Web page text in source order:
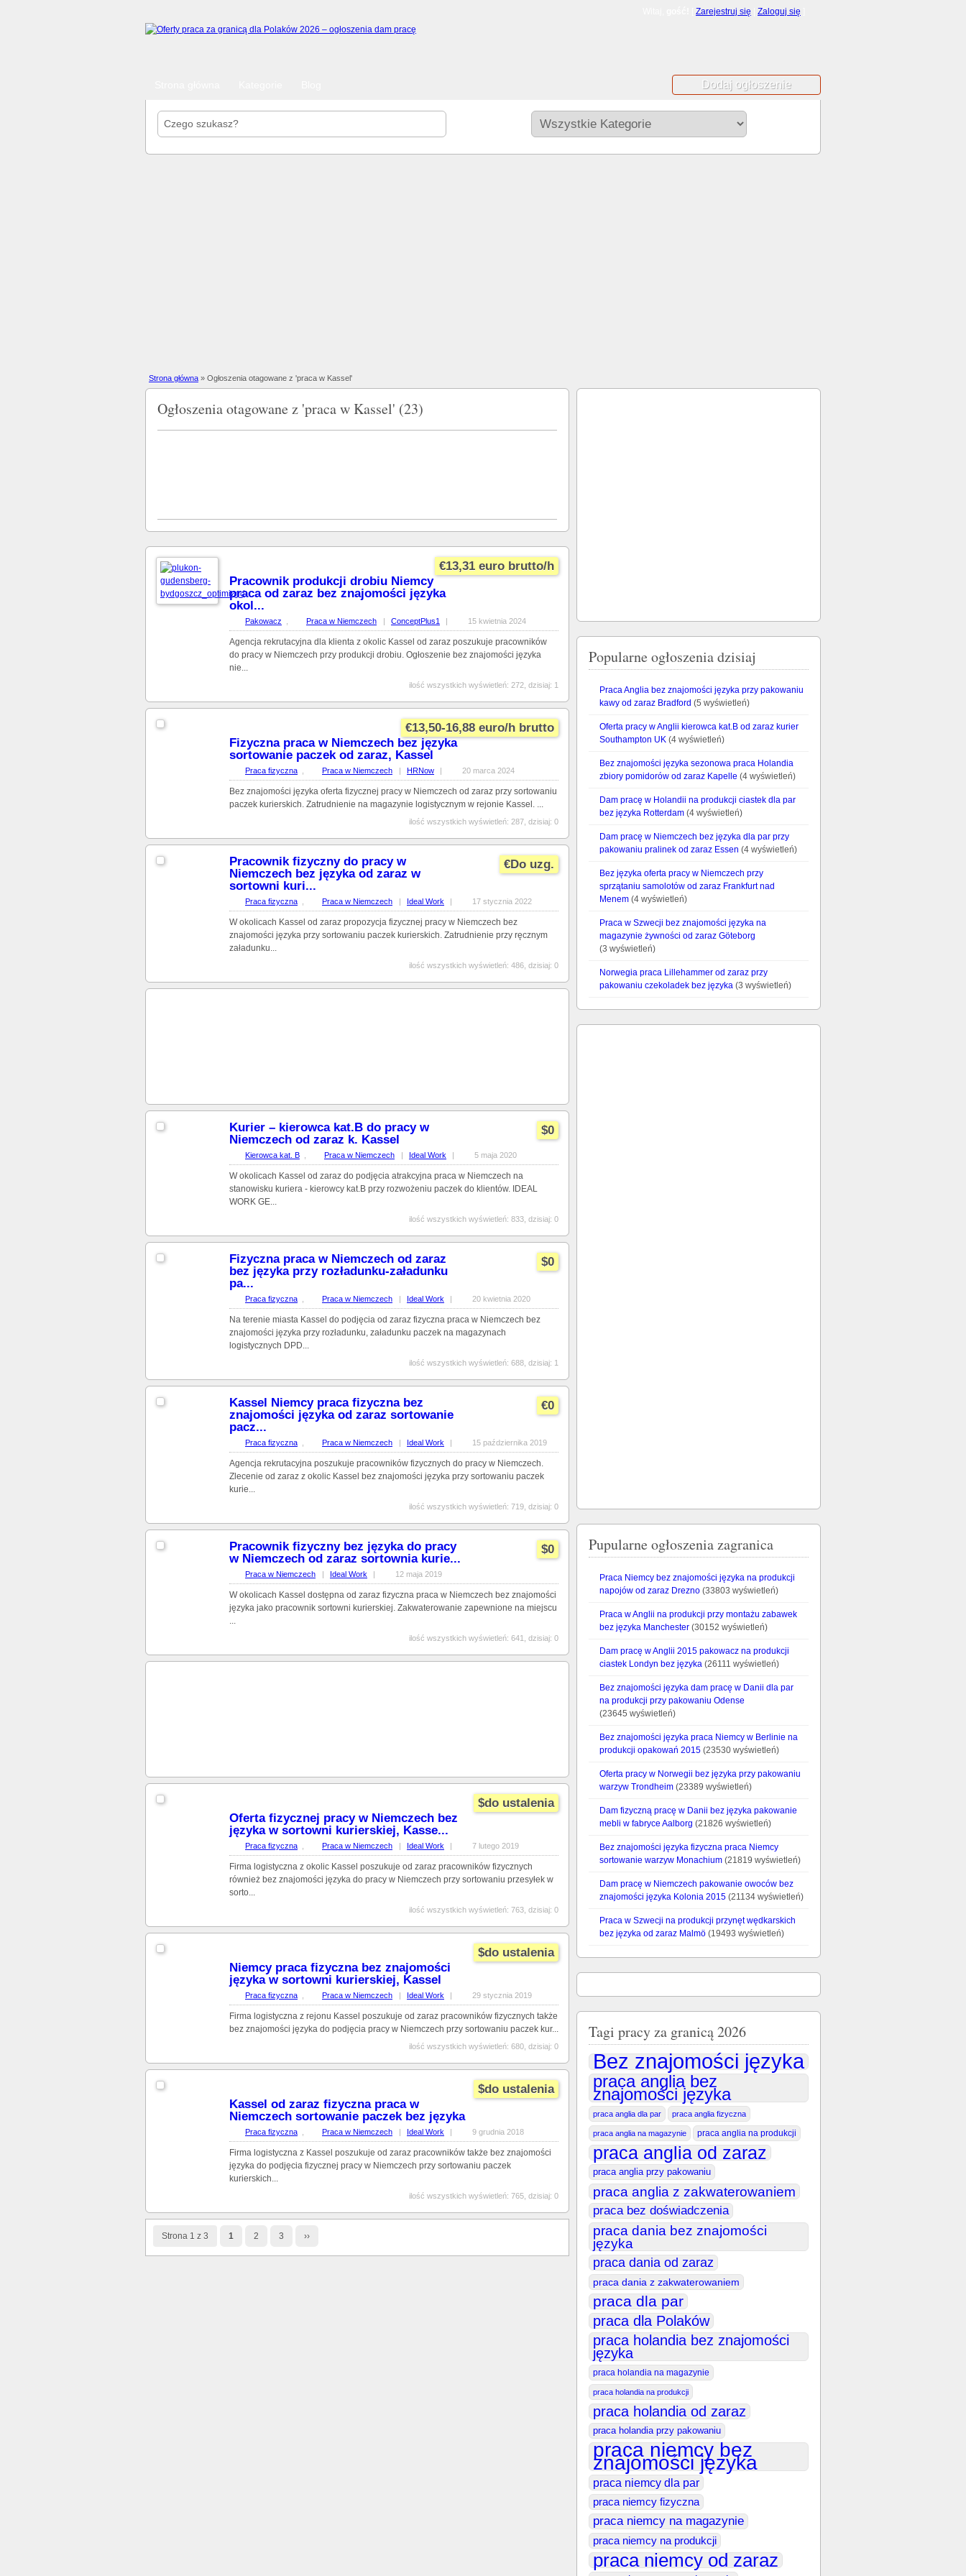
Zarejestruj się Zaloguj się
Dodaj ogłoszenie
Strona główna » Ogłoszenia otagowane z 'praca w Kassel'
Ogłoszenia otagowane z 'praca w Kassel' (23)
€13,31 euro brutto/h
Pracownik produkcji drobiu Niemcy
praca od zaraz bez znajomości języka
okol...
Pakowacz Praca w Niemczech | ConceptPlus1 | 15 kwietnia 2024
Agencja rekrutacyjna dla klienta z okolic Kassel od zaraz poszukuje pracowników
do pracy w Niemczech przy produkcji drobiu. Ogłoszenie bez znajomości języka
nie...
ilość wszystkich wyświetleń: 272, dzisiaj: 1
€13,50-16,88 euro/h brutto
Fizyczna praca w Niemczech bez języka
sortowanie paczek od zaraz, Kassel
Praca fizyczna Praca w Niemczech | HRNow | 20 marca 2024
Bez znajomości języka oferta fizycznej pracy w Niemczech od zaraz przy sortowaniu
paczek kurierskich. Zatrudnienie na magazynie logistycznym w rejonie Kassel. ...
ilość wszystkich wyświetleń: 287, dzisiaj: 0
€Do uzg.
Pracownik fizyczny do pracy w
Niemczech bez języka od zaraz w
sortowni kuri...
Praca fizyczna Praca w Niemczech | Ideal Work | 17 stycznia 2022
W okolicach Kassel od zaraz propozycja fizycznej pracy w Niemczech bez
znajomości języka przy sortowaniu paczek kurierskich. Zatrudnienie przy ręcznym
załadunku...
ilość wszystkich wyświetleń: 486, dzisiaj: 0
$0
Kurier – kierowca kat.B do pracy w
Niemczech od zaraz k. Kassel
Kierowca kat. B Praca w Niemczech | Ideal Work | 5 maja 2020
W okolicach Kassel od zaraz do podjęcia atrakcyjna praca w Niemczech na
stanowisku kuriera - kierowcy kat.B przy rozwożeniu paczek do klientów. IDEAL
WORK GE...
ilość wszystkich wyświetleń: 833, dzisiaj: 0
$0
Fizyczna praca w Niemczech od zaraz
bez języka przy rozładunku-załadunku
pa...
Praca fizyczna Praca w Niemczech | Ideal Work | 20 kwietnia 2020
Na terenie miasta Kassel do podjęcia od zaraz fizyczna praca w Niemczech bez
znajomości języka przy rozładunku, załadunku paczek na magazynach
logistycznych DPD...
ilość wszystkich wyświetleń: 688, dzisiaj: 1
€0
Kassel Niemcy praca fizyczna bez
znajomości języka od zaraz sortowanie
pacz...
Praca fizyczna Praca w Niemczech | Ideal Work | 15 października 2019
Agencja rekrutacyjna poszukuje pracowników fizycznych do pracy w Niemczech.
Zlecenie od zaraz z okolic Kassel bez znajomości języka przy sortowaniu paczek
kurie...
ilość wszystkich wyświetleń: 719, dzisiaj: 0
$0
Pracownik fizyczny bez języka do pracy
w Niemczech od zaraz sortownia kurie...
Praca w Niemczech | Ideal Work | 12 maja 2019
W okolicach Kassel dostępna od zaraz fizyczna praca w Niemczech bez znajomości
języka jako pracownik sortowni kurierskiej. Zakwaterowanie zapewnione na miejscu
ilość wszystkich wyświetleń: 641, dzisiaj: 0
$do ustalenia
Oferta fizycznej pracy w Niemczech bez
języka w sortowni kurierskiej, Kasse...
Praca fizyczna Praca w Niemczech | Ideal Work | 7 lutego 2019
Firma logistyczna z okolic Kassel poszukuje od zaraz pracowników fizycznych
również bez znajomości języka do pracy w Niemczech przy sortowaniu przesyłek w
sorto...
ilość wszystkich wyświetleń: 763, dzisiaj: 0
$do ustalenia
Niemcy praca fizyczna bez znajomości
języka w sortowni kurierskiej, Kassel
Praca fizyczna Praca w Niemczech | Ideal Work | 29 stycznia 2019
Firma logistyczna z rejonu Kassel poszukuje od zaraz pracowników fizycznych także
bez znajomości języka do podjęcia pracy w Niemczech przy sortowaniu paczek kur...
ilość wszystkich wyświetleń: 680, dzisiaj: 0
$do ustalenia
Kassel od zaraz fizyczna praca w
Niemczech sortowanie paczek bez języka
Praca fizyczna Praca w Niemczech | Ideal Work | 9 grudnia 2018
Firma logistyczna z Kassel poszukuje od zaraz pracowników także bez znajomości
języka do podjęcia fizycznej pracy w Niemczech przy sortowaniu paczek
kurierskich...
ilość wszystkich wyświetleń: 765, dzisiaj: 0
Strona 1 z 3 1 2 3 ››
Popularne ogłoszenia dzisiaj
Praca Anglia bez znajomości języka przy pakowaniu
kawy od zaraz Bradford (5 wyświetleń)
Oferta pracy w Anglii kierowca kat.B od zaraz kurier
Southampton UK (4 wyświetleń)
Bez znajomości języka sezonowa praca Holandia
zbiory pomidorów od zaraz Kapelle (4 wyświetleń)
Dam pracę w Holandii na produkcji ciastek dla par
bez języka Rotterdam (4 wyświetleń)
Dam pracę w Niemczech bez języka dla par przy
pakowaniu pralinek od zaraz Essen (4 wyświetleń)
Bez języka oferta pracy w Niemczech przy
sprzątaniu samolotów od zaraz Frankfurt nad
Menem (4 wyświetleń)
Praca w Szwecji bez znajomości języka na
magazynie żywności od zaraz Göteborg
(3 wyświetleń)
Norwegia praca Lillehammer od zaraz przy
pakowaniu czekoladek bez języka (3 wyświetleń)
Pupularne ogłoszenia zagranica
Praca Niemcy bez znajomości języka na produkcji
napojów od zaraz Drezno (33803 wyświetleń)
Praca w Anglii na produkcji przy montażu zabawek
bez języka Manchester (30152 wyświetleń)
Dam pracę w Anglii 2015 pakowacz na produkcji
ciastek Londyn bez języka (26111 wyświetleń)
Bez znajomości języka dam pracę w Danii dla par
na produkcji przy pakowaniu Odense
(23645 wyświetleń)
Bez znajomości języka praca Niemcy w Berlinie na
produkcji opakowań 2015 (23530 wyświetleń)
Oferta pracy w Norwegii bez języka przy pakowaniu
warzyw Trondheim (23389 wyświetleń)
Dam fizyczną pracę w Danii bez języka pakowanie
mebli w fabryce Aalborg (21826 wyświetleń)
Bez znajomości języka fizyczna praca Niemcy
sortowanie warzyw Monachium (21819 wyświetleń)
Dam pracę w Niemczech pakowanie owoców bez
znajomości języka Kolonia 2015 (21134 wyświetleń)
Praca w Szwecji na produkcji przynęt wędkarskich
bez języka od zaraz Malmö (19493 wyświetleń)
Tagi pracy za granicą 2026
Bez znajomości języka
praca anglia bez
znajomości języka
praca anglia dla par praca anglia fizyczna
praca anglia na magazynie praca anglia na produkcji
praca anglia od zaraz
praca anglia przy pakowaniu
praca anglia z zakwaterowaniem
praca bez doświadczenia
praca dania bez znajomości
języka
praca dania od zaraz
praca dania z zakwaterowaniem
praca dla par
praca dla Polaków
praca holandia bez znajomości
języka
praca holandia na magazynie
praca holandia na produkcji
praca holandia od zaraz
praca holandia przy pakowaniu
praca niemcy bez
znajomości języka
praca niemcy dla par
praca niemcy fizyczna
praca niemcy na magazynie
praca niemcy na produkcji
praca niemcy od zaraz